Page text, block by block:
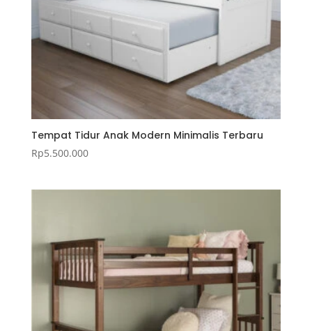
Tempat Tidur Anak Modern Minimalis Terbaru
Rp5.500.000